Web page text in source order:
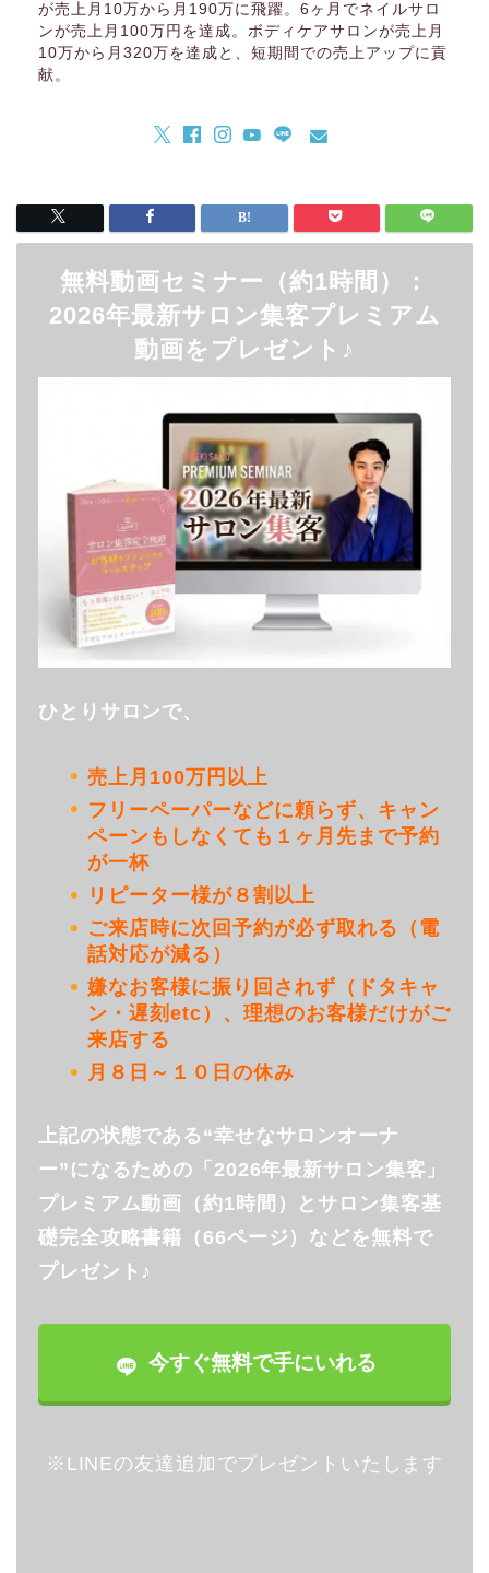
が売上月10万から月190万に飛躍。6ヶ月でネイルサロ
ンが売上月100万円を達成。ボディケアサロンが売上月
10万から月320万を達成と、短期間での売上アップに貢
献。
無料動画セミナー（約1時間）：
2026年最新サロン集客プレミアム
動画をプレゼント♪
ひとりサロンで、
売上月100万円以上
フリーペーパーなどに頼らず、キャン
ペーンもしなくても１ヶ月先まで予約
が一杯
リピーター様が８割以上
ご来店時に次回予約が必ず取れる（電
話対応が減る）
嫌なお客様に振り回されず（ドタキャ
ン・遅刻etc）、理想のお客様だけがご
来店する
月８日～１０日の休み
上記の状態である“幸せなサロンオーナ
ー”になるための「2026年最新サロン集客」
プレミアム動画（約1時間）とサロン集客基
礎完全攻略書籍（66ページ）などを無料で
プレゼント♪
今すぐ無料で手にいれる
※LINEの友達追加でプレゼントいたします